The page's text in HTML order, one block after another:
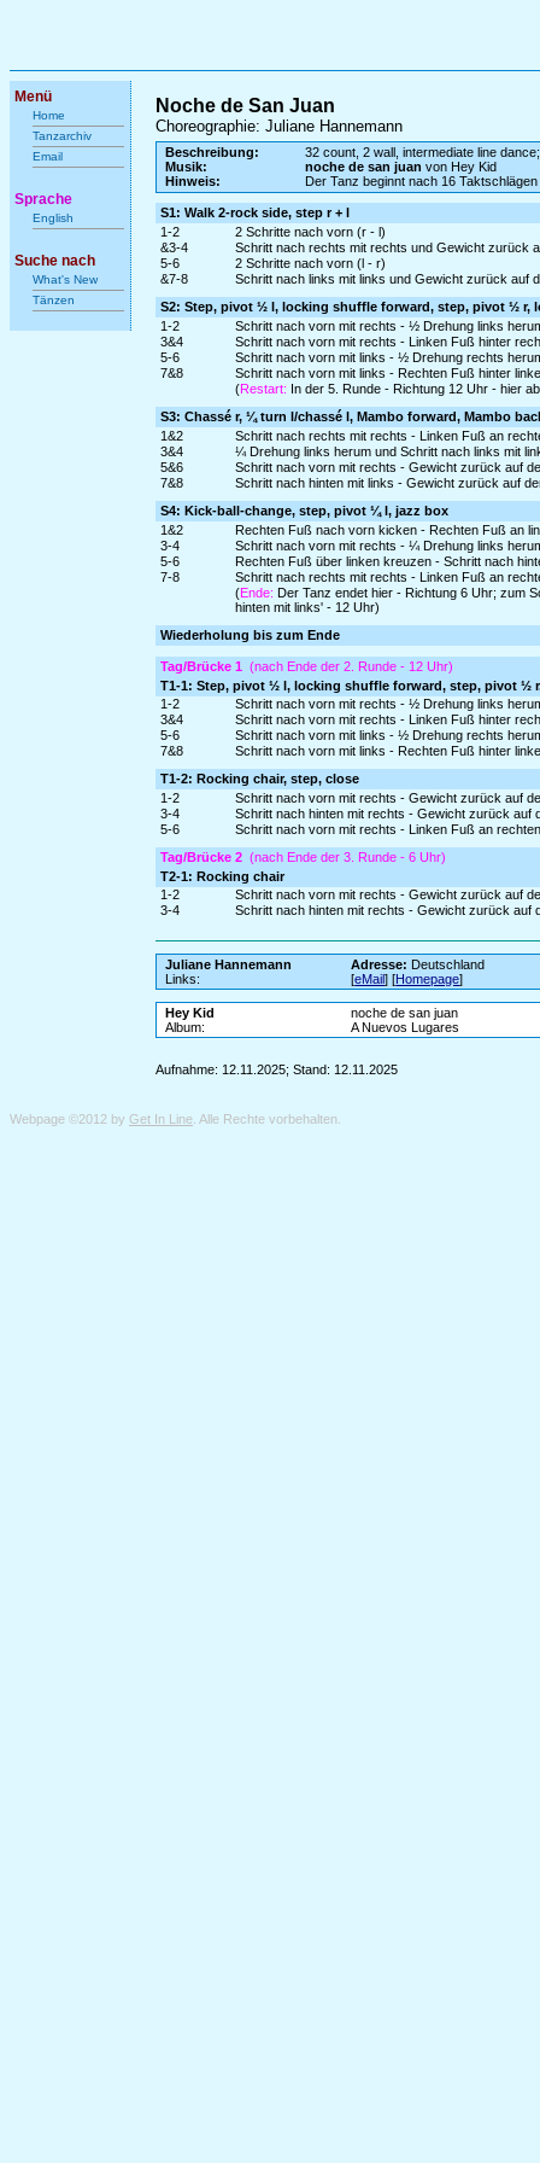
Menü
Home
Tanzarchiv
Email
Sprache
English
Suche nach
What's New
Tänzen
Noche de San Juan
Choreographie: Juliane Hannemann
Beschreibung:
32 count, 2 wall, intermediate line
Musik:
noche de san juan von Hey Kid
Hinweis:
Der Tanz beginnt nach 16
S1: Walk 2-rock side, step r + l
1-2
2 Schritte nach vorn (r - l)
&3-4
Schritt nach rechts mit rechts und Gewicht zurück
5-6
2 Schritte nach vorn (l - r)
&7-8
Schritt nach links mit links und Gewicht zurück auf
S2: Step, pivot ½ l, locking shuffle forward, step, pivot ½ r,
1-2
Schritt nach vorn mit rechts - ½ Drehung links
3&4
Schritt nach vorn mit rechts - Linken Fuß hinter
5-6
Schritt nach vorn mit links - ½ Drehung rechts
7&8
Schritt nach vorn mit links - Rechten Fuß hinter
(Restart: In der 5. Runde - Richtung 12 Uhr - hier
S3: Chassé r, ¼ turn l/chassé l, Mambo forward, Mambo
1&2
Schritt nach rechts mit rechts - Linken Fuß an
3&4
¼ Drehung links herum und Schritt nach links mit
5&6
Schritt nach vorn mit rechts - Gewicht zurück auf
7&8
Schritt nach hinten mit links - Gewicht zurück auf
S4: Kick-ball-change, step, pivot ¼ l, jazz box
1&2
Rechten Fuß nach vorn kicken - Rechten Fuß an
3-4
Schritt nach vorn mit rechts - ¼ Drehung links
5-6
Rechten Fuß über linken kreuzen - Schritt nach
7-8
Schritt nach rechts mit rechts - Linken Fuß an
(Ende: Der Tanz endet hier - Richtung 6 Uhr; zum
hinten mit links' - 12 Uhr)
Wiederholung bis zum Ende
Tag/Brücke 1 (nach Ende der 2. Runde - 12 Uhr)
T1-1: Step, pivot ½ l, locking shuffle forward, step, pivot ½
1-2
Schritt nach vorn mit rechts - ½ Drehung links
3&4
Schritt nach vorn mit rechts - Linken Fuß hinter
5-6
Schritt nach vorn mit links - ½ Drehung rechts
7&8
Schritt nach vorn mit links - Rechten Fuß hinter
T1-2: Rocking chair, step, close
1-2
Schritt nach vorn mit rechts - Gewicht zurück auf
3-4
Schritt nach hinten mit rechts - Gewicht zurück auf
5-6
Schritt nach vorn mit rechts - Linken Fuß an
Tag/Brücke 2 (nach Ende der 3. Runde - 6 Uhr)
T2-1: Rocking chair
1-2
Schritt nach vorn mit rechts - Gewicht zurück auf
3-4
Schritt nach hinten mit rechts - Gewicht zurück auf
Juliane Hannemann Adresse: Deutschland
Links:
[eMail] [Homepage]
Hey Kid
noche de san juan
Album:
A Nuevos Lugares
Aufnahme: 12.11.2025; Stand: 12.11.2025
Webpage ©2012 by Get In Line . Alle Rechte vorbehalten.